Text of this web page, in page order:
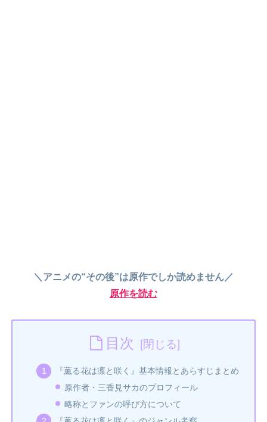
＼アニメの“その後”は原作でしか読めません／
原作を読む
目次
『薫る花は凛と咲く』基本情報とあらすじまとめ
原作者・三香見サカのプロフィール
略称とファンの呼び方について